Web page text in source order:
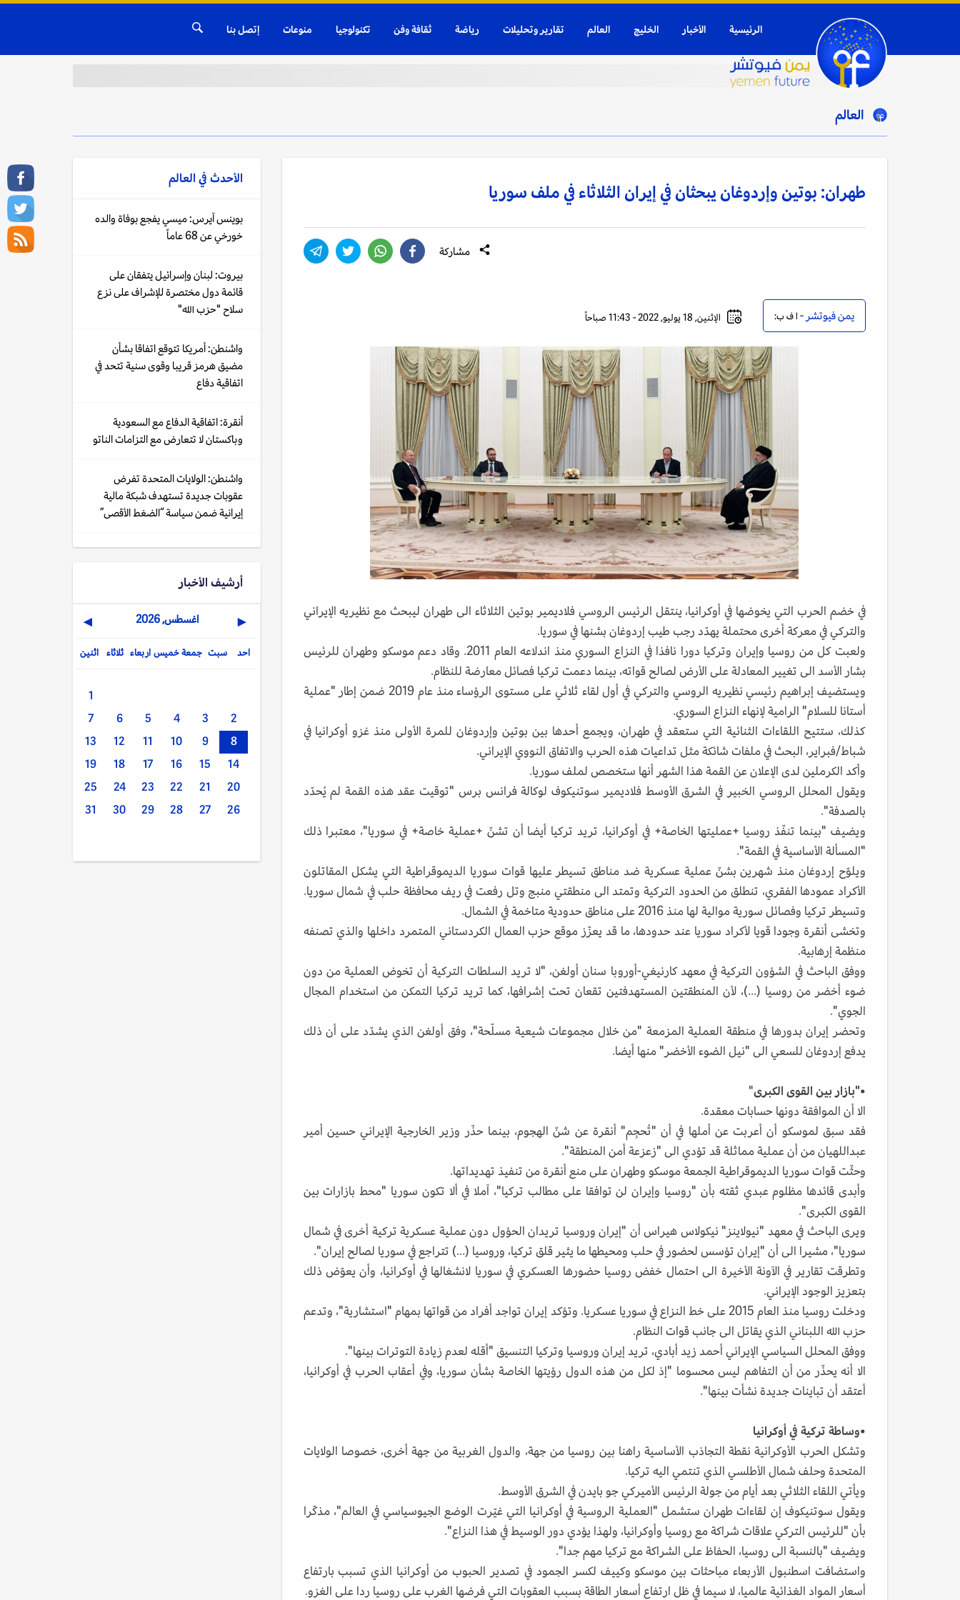
الرئيسية الأخبار الخليج العالم تقارير وتحليلات رياضة ثقافة وفن تكنولوجيا منوعات إتصل بنا
العالم
طهران: بوتين وإردوغان يبحثان في إيران الثلاثاء في ملف سوريا
مشاركة
يمن فيوتشر - ا ف ب: الإثنين, 18 يوليو, 2022 - 11:43 صباحاً
في خضم الحرب التي يخوضها في أوكرانيا، ينتقل الرئيس الروسي فلاديمير بوتين الثلاثاء الى طهران ليبحث مع نظيريه الإيراني
والتركي في معركة أخرى محتملة يهدّد رجب طيب إردوغان بشنها في سوريا.
ولعبت كل من روسيا وإيران وتركيا دورا نافذا في النزاع السوري منذ اندلاعه العام 2011. وقاد دعم موسكو وطهران للرئيس
بشار الأسد الى تغيير المعادلة على الأرض لصالح قواته، بينما دعمت تركيا فصائل معارضة للنظام.
ويستضيف إبراهيم رئيسي نظيريه الروسي والتركي في أول لقاء ثلاثي على مستوى الرؤساء منذ عام 2019 ضمن إطار "عملية
أستانا للسلام" الرامية لإنهاء النزاع السوري.
كذلك، ستتيح اللقاءات الثنائية التي ستعقد في طهران، ويجمع أحدها بين بوتين وإردوغان للمرة الأولى منذ غزو أوكرانيا في
شباط/فبراير، البحث في ملفات شائكة مثل تداعيات هذه الحرب والاتفاق النووي الإيراني.
وأكد الكرملين لدى الإعلان عن القمة هذا الشهر أنها ستخصص لملف سوريا.
ويقول المحلل الروسي الخبير في الشرق الأوسط فلاديمير سوتنيكوف لوكالة فرانس برس "توقيت عقد هذه القمة لم يُحدّد
بالصدفة".
ويضيف "بينما تنفّذ روسيا +عمليتها الخاصة+ في أوكرانيا، تريد تركيا أيضا أن تشنّ +عملية خاصة+ في سوريا"، معتبرا ذلك
"المسألة الأساسية في القمة".
ويلوّح إردوغان منذ شهرين بشنّ عملية عسكرية ضد مناطق تسيطر عليها قوات سوريا الديموقراطية التي يشكل المقاتلون
الأكراد عمودها الفقري، تنطلق من الحدود التركية وتمتد الى منطقتي منبج وتل رفعت في ريف محافظة حلب في شمال سوريا.
وتسيطر تركيا وفصائل سورية موالية لها منذ 2016 على مناطق حدودية متاخمة في الشمال.
وتخشى أنقرة وجودا قويا لأكراد سوريا عند حدودها، ما قد يعزّز موقع حزب العمال الكردستاني المتمرد داخلها والذي تصنفه
منظمة إرهابية.
ووفق الباحث في الشؤون التركية في معهد كارنيغي-أوروبا سنان أولغن، "لا تريد السلطات التركية أن تخوض العملية من دون
ضوء أخضر من روسيا (...)، لأن المنطقتين المستهدفتين تقعان تحت إشرافها، كما تريد تركيا التمكن من استخدام المجال
الجوي".
وتحضر إيران بدورها في منطقة العملية المزمعة "من خلال مجموعات شيعية مسلّحة"، وفق أولغن الذي يشدّد على أن ذلك
يدفع إردوغان للسعي الى "نيل الضوء الأخضر" منها أيضا.
•"بازار بين القوى الكبرى"
الا أن الموافقة دونها حسابات معقدة.
فقد سبق لموسكو أن أعربت عن أملها في أن "تُحجِم" أنقرة عن شنّ الهجوم، بينما حذّر وزير الخارجية الإيراني حسين أمير
عبداللهيان من أن عملية مماثلة قد تؤدي الى "زعزعة أمن المنطقة".
وحثّت قوات سوريا الديموقراطية الجمعة موسكو وطهران على منع أنقرة من تنفيذ تهديداتها.
وأبدى قائدها مظلوم عبدي ثقته بأن "روسيا وإيران لن توافقا على مطالب تركيا"، آملا في ألا تكون سوريا "محط بازارات بين
القوى الكبرى".
ويرى الباحث في معهد "نيولاينز" نيكولاس هيراس أن "إيران وروسيا تريدان الحؤول دون عملية عسكرية تركية أخرى في شمال
سوريا"، مشيرا الى أن "إيران تؤسس لحضور في حلب ومحيطها ما يثير قلق تركيا، وروسيا (...) تتراجع في سوريا لصالح إيران".
وتطرقت تقارير في الآونة الأخيرة الى احتمال خفض روسيا حضورها العسكري في سوريا لانشغالها في أوكرانيا، وأن يعوّض ذلك
بتعزيز الوجود الإيراني.
ودخلت روسيا منذ العام 2015 على خط النزاع في سوريا عسكريا. وتؤكد إيران تواجد أفراد من قواتها بمهام "استشارية"، وتدعم
حزب الله اللبناني الذي يقاتل الى جانب قوات النظام.
ووفق المحلل السياسي الإيراني أحمد زيد أبادي، تريد إيران وروسيا وتركيا التنسيق "أقله لعدم زيادة التوترات بينها".
الا أنه يحذّر من أن التفاهم ليس محسوما "إذ لكل من هذه الدول رؤيتها الخاصة بشأن سوريا، وفي أعقاب الحرب في أوكرانيا،
أعتقد أن تباينات جديدة نشأت بينها".
•وساطة تركية في أوكرانيا
وتشكل الحرب الأوكرانية نقطة التجاذب الأساسية راهنا بين روسيا من جهة، والدول الغربية من جهة أخرى، خصوصا الولايات
المتحدة وحلف شمال الأطلسي الذي تنتمي اليه تركيا.
ويأتي اللقاء الثلاثي بعد أيام من جولة الرئيس الأميركي جو بايدن في الشرق الأوسط.
ويقول سوتنيكوف إن لقاءات طهران ستشمل "العملية الروسية في أوكرانيا التي غيّرت الوضع الجيوسياسي في العالم"، مذكّرا
بأن "للرئيس التركي علاقات شراكة مع روسيا وأوكرانيا، ولهذا يؤدي دور الوسيط في هذا النزاع".
ويضيف "بالنسبة الى روسيا، الحفاظ على الشراكة مع تركيا مهم جدا".
واستضافت اسطنبول الأربعاء مباحثات بين موسكو وكييف لكسر الجمود في تصدير الحبوب من أوكرانيا الذي تسبب بارتفاع
أسعار المواد الغذائية عالميا، لا سيما في ظل ارتفاع أسعار الطاقة بسبب العقوبات التي فرضها الغرب على روسيا ردا على الغزو.
الأحدث في العالم
بوينس آيرس: ميسي يفجع بوفاة والده
خورخي عن 68 عاماً
بيروت: لبنان وإسرائيل يتفقان على
قائمة دول مختصرة للإشراف على نزع
سلاح "حزب الله"
واشنطن: أمريكا تتوقع اتفاقا بشأن
مضيق هرمز قريبا وقوى سنية تتحد في
اتفاقية دفاع
أنقرة: اتفاقية الدفاع مع السعودية
وباكستان لا تتعارض مع التزامات الناتو
واشنطن: الولايات المتحدة تفرض
عقوبات جديدة تستهدف شبكة مالية
إيرانية ضمن سياسة “الضغط الأقصى”
أرشيف الأخبار
◀ اغسطس, 2026 ▶
اثنين ثلاثاء اربعاء خميس جمعة سبت احد
1
2
3
4
5
6
7
8
9
10
11
12
13
14
15
16
17
18
19
20
21
22
23
24
25
26
27
28
29
30
31